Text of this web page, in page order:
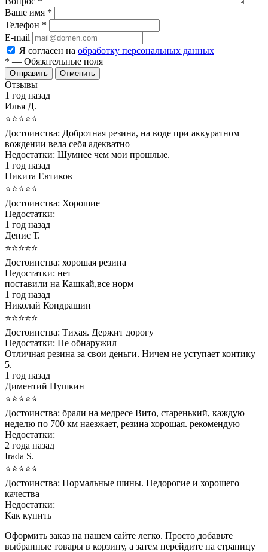
Ваше имя *
Телефон *
E-mail
Я согласен на обработку персональных данных
* — Обязательные поля
Отменить
Отзывы
1 год назад
Илья Д.
⭐⭐⭐⭐⭐
Достоинства: Добротная резина, на воде при аккуратном
вождении вела себя адекватно
Недостатки: Шумнее чем мои прошлые.
1 год назад
Никита Евтиков
⭐⭐⭐⭐⭐
Достоинства: Хорошие
Недостатки:
1 год назад
Денис Т.
⭐⭐⭐⭐⭐
Достоинства: хорошая резина
Недостатки: нет
поставили на Кашкай,все норм
1 год назад
Николай Кондрашин
⭐⭐⭐⭐⭐
Достоинства: Тихая. Держит дорогу
Недостатки: Не обнаружил
Отличная резина за свои деньги. Ничем не уступает контику
5.
1 год назад
Диментий Пушкин
⭐⭐⭐⭐⭐
Достоинства: брали на медресе Вито, старенький, каждую
неделю по 700 км наезжает, резина хорошая. рекомендую
Недостатки:
2 года назад
Irada S.
⭐⭐⭐⭐⭐
Достоинства: Нормальные шины. Недорогие и хорошего
качества
Недостатки:
Как купить
Оформить заказ на нашем сайте легко. Просто добавьте
выбранные товары в корзину, а затем перейдите на страницу